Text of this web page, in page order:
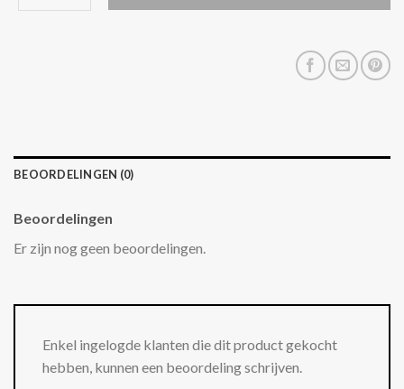
BEOORDELINGEN (0)
Beoordelingen
Er zijn nog geen beoordelingen.
Enkel ingelogde klanten die dit product gekocht
hebben, kunnen een beoordeling schrijven.